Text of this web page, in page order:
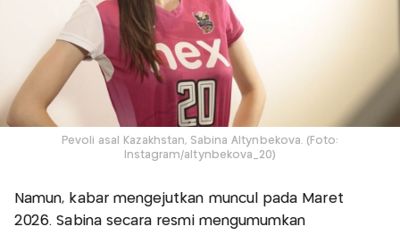
Pevoli asal Kazakhstan, Sabina Altynbekova. (Foto:
Instagram/altynbekova_20)
Namun, kabar mengejutkan muncul pada Maret
2026. Sabina secara resmi mengumumkan